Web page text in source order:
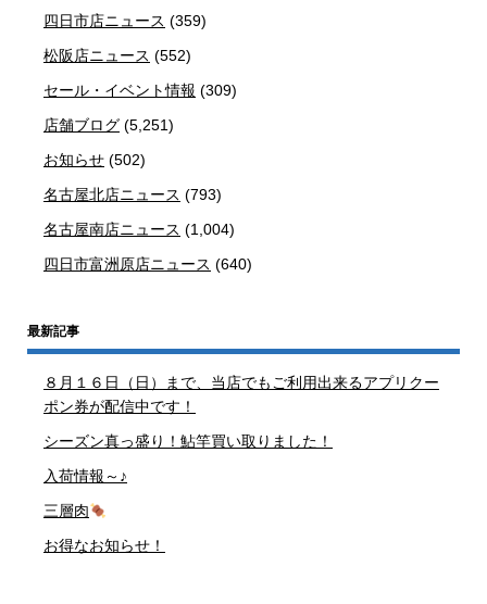
四日市店ニュース (359)
松阪店ニュース (552)
セール・イベント情報 (309)
店舗ブログ (5,251)
お知らせ (502)
名古屋北店ニュース (793)
名古屋南店ニュース (1,004)
四日市富洲原店ニュース (640)
最新記事
８月１６日（日）まで、当店でもご利用出来るアプリクー
ポン券が配信中です！
シーズン真っ盛り！鮎竿買い取りました！
入荷情報～♪
三層肉
お得なお知らせ！